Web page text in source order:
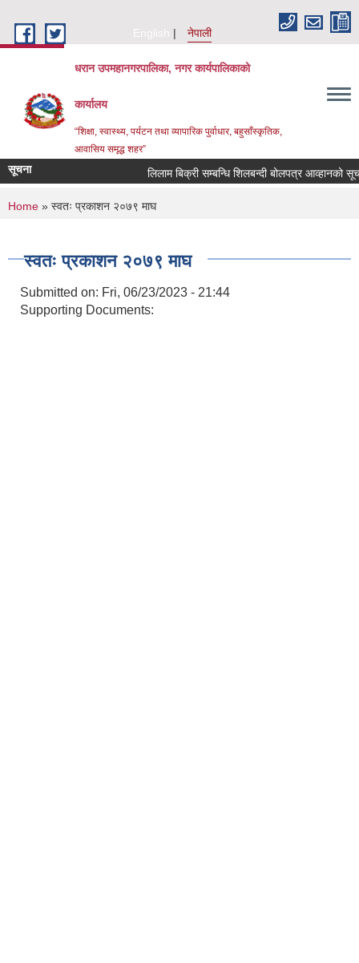
English
नेपाली
धरान उपमहानगरपालिका, नगर कार्यपालिकाको
कार्यालय
“शिक्षा, स्वास्थ्य, पर्यटन तथा व्यापारिक पुर्वाधार, बहुसाँस्कृतिक,
आवासिय समृद्ध शहर”
सूचना लिलाम बिक्री सम्बन्धि शिलबन्दी बोलपत्र
You are here
Home » स्वतः प्रकाशन २०७९ माघ
स्वतः प्रकाशन २०७९ माघ
Submitted on: Fri, 06/23/2023 - 21:44
Supporting Documents: